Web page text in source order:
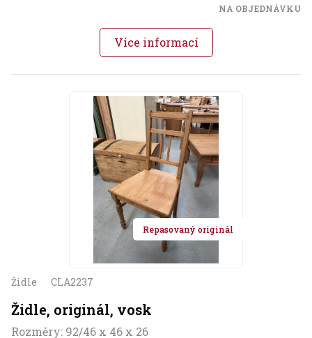
NA OBJEDNÁVKU
Více informací
Repasovaný originál
Židle CLA2237
Židle, originál, vosk
Rozměry: 92/46 x 46 x 26